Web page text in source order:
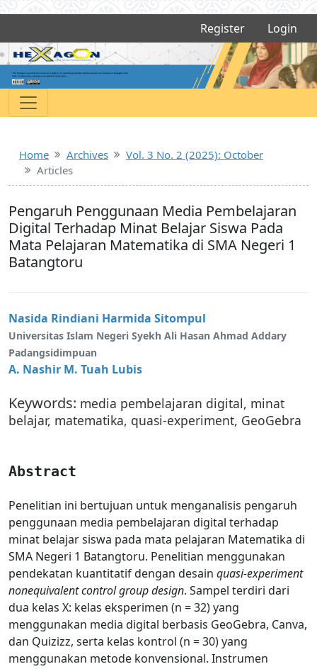
Register Login
Home Archives
Vol. 3 No. 2 (2025): October
Articles
Pengaruh Penggunaan Media Pembelajaran
Digital Terhadap Minat Belajar Siswa Pada
Mata Pelajaran Matematika di SMA Negeri 1
Batangtoru
Nasida Rindiani Harmida Sitompul
Universitas Islam Negeri Syekh Ali Hasan Ahmad Addary
Padangsidimpuan
A. Nashir M. Tuah Lubis
Keywords: media pembelajaran digital, minat
belajar, matematika, quasi-experiment, GeoGebra
Abstract
Penelitian ini bertujuan untuk menganalisis pengaruh
penggunaan media pembelajaran digital terhadap
minat belajar siswa pada mata pelajaran Matematika di
SMA Negeri 1 Batangtoru. Penelitian menggunakan
pendekatan kuantitatif dengan desain quasi-experiment
nonequivalent control group design. Sampel terdiri dari
dua kelas X: kelas eksperimen (n = 32) yang
menggunakan media digital berbasis GeoGebra, Canva,
dan Quizizz, serta kelas kontrol (n = 30) yang
menggunakan metode konvensional. Instrumen